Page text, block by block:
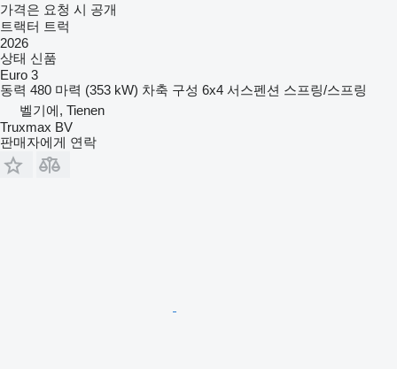
가격은 요청 시 공개
트랙터 트럭
2026
상태 신품
Euro 3
동력 480 마력 (353 kW) 차축 구성 6x4 서스펜션 스프링/스프링
벨기에, Tienen
Truxmax BV
판매자에게 연락